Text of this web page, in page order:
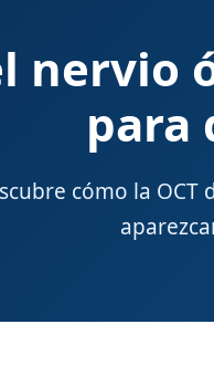
nervio
para
cómo la